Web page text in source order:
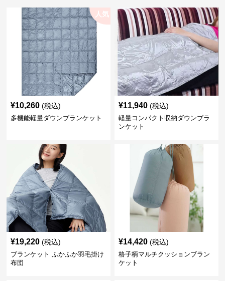
人気
¥10,260 (税込)
多機能軽量ダウンブランケット
¥11,940 (税込)
軽量コンパクト収納ダウンブラ
ンケット
¥19,220 (税込)
ブランケット ふかふか羽毛掛け
布団
¥14,420 (税込)
格子柄マルチクッションブラン
ケット